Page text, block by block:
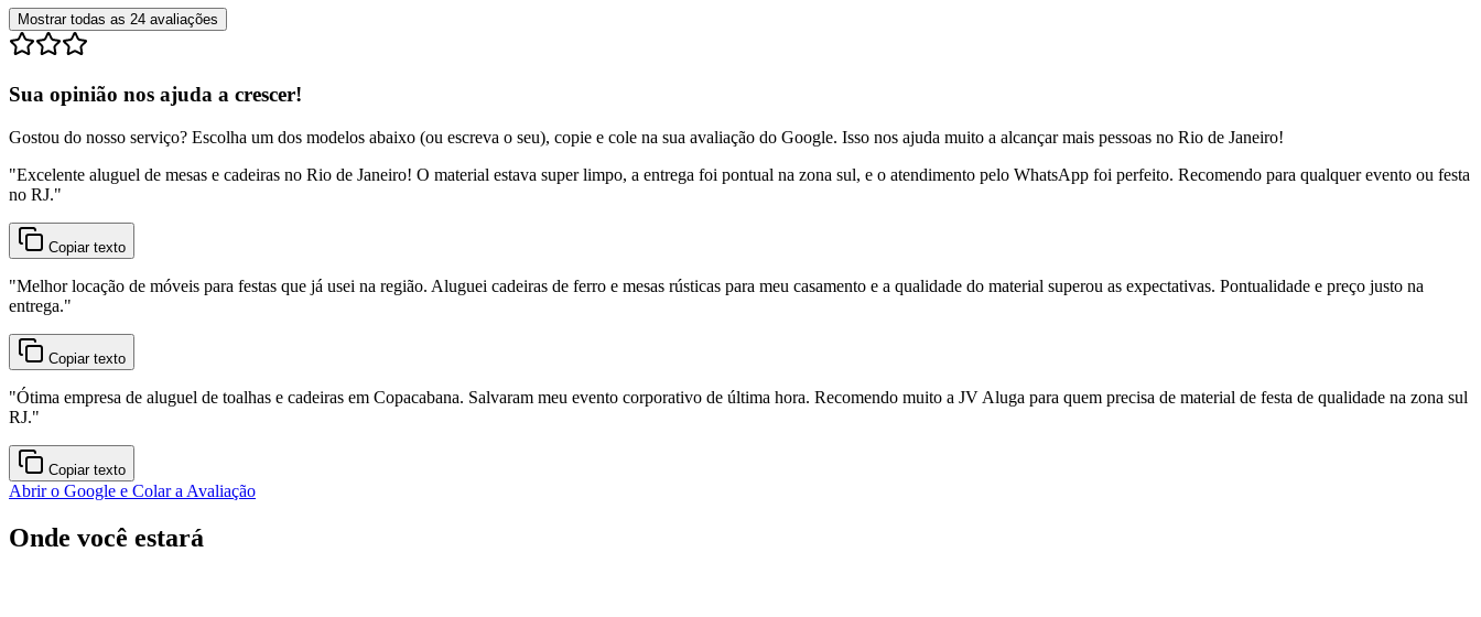
Mostrar todas as 24 avaliações
Sua opinião nos ajuda a crescer!
Gostou do nosso serviço? Escolha um dos modelos abaixo (ou escreva o seu), copie e cole na sua avaliação do Google. Isso nos ajuda muito a alcançar mais pessoas no Rio de Janeiro!
"Excelente aluguel de mesas e cadeiras no Rio de Janeiro! O material estava super limpo, a entrega foi pontual na zona sul, e o atendimento pelo WhatsApp foi perfeito. Recomendo para qualquer evento ou festa
no RJ."
Copiar texto
"Melhor locação de móveis para festas que já usei na região. Aluguei cadeiras de ferro e mesas rústicas para meu casamento e a qualidade do material superou as expectativas. Pontualidade e preço justo na
entrega."
Copiar texto
"Ótima empresa de aluguel de toalhas e cadeiras em Copacabana. Salvaram meu evento corporativo de última hora. Recomendo muito a JV Aluga para quem precisa de material de festa de qualidade na zona sul
RJ."
Copiar texto
Abrir o Google e Colar a Avaliação
Onde você estará